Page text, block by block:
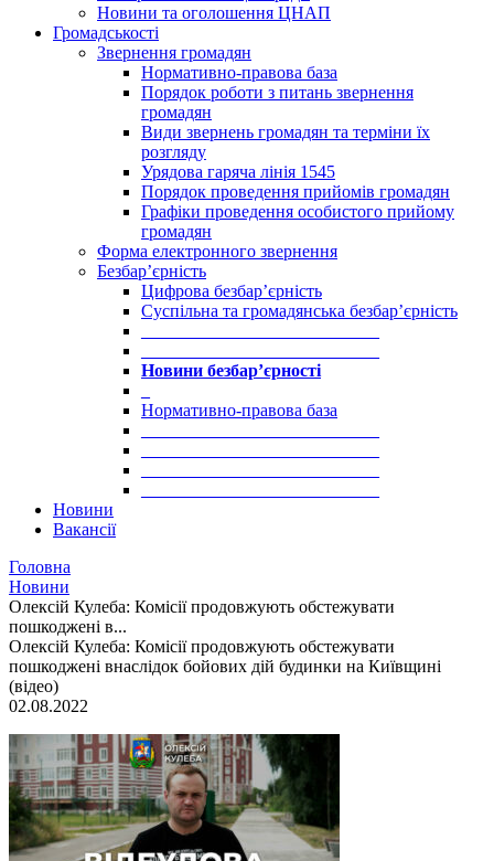
Новини та оголошення ЦНАП
Громадськості
Звернення громадян
Нормативно-правова база
Порядок роботи з питань звернення
громадян
Види звернень громадян та терміни їх
розгляду
Урядова гаряча лінія 1545
Порядок проведення прийомів громадян
Графіки проведення особистого прийому
громадян
Форма електронного звернення
Безбар’єрність
Цифрова безбар’єрність
Суспільна та громадянська безбар’єрність
Новини безбар’єрності
Нормативно-правова база
Новини
Вакансії
Головна
Новини
Олексій Кулеба: Комісії продовжують обстежувати
пошкоджені в...
Олексій Кулеба: Комісії продовжують обстежувати
пошкоджені внаслідок бойових дій будинки на Київщині
(відео)
02.08.2022